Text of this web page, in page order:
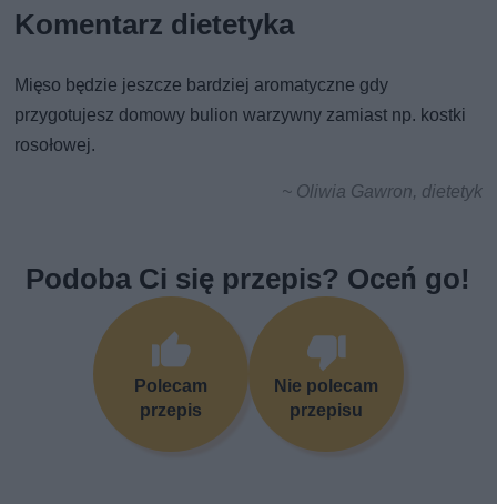
Komentarz dietetyka
Mięso będzie jeszcze bardziej aromatyczne gdy
przygotujesz domowy bulion warzywny zamiast np. kostki
rosołowej.
~ Oliwia Gawron, dietetyk
Podoba Ci się przepis? Oceń go!
Polecam
przepis
Nie polecam
przepisu